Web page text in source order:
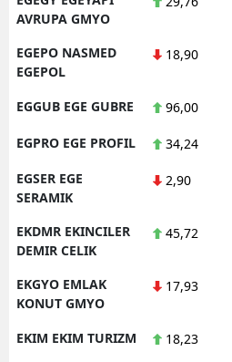
AVRUPA GMYO
EGEPO NASMED
EGEPOL
18,90
EGGUB EGE GUBRE 96,00
EGPRO EGE PROFIL 34,24
EGSER EGE
SERAMIK
2,90
EKDMR EKINCILER
DEMIR CELIK
45,72
EKGYO EMLAK
KONUT GMYO
17,93
EKIM EKIM TURIZM 18,23